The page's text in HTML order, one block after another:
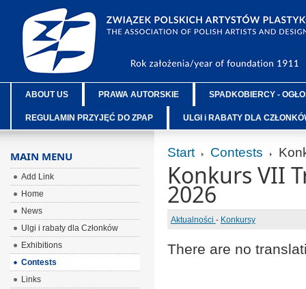
ABOUT US PRAWA AUTORSKIE SPADKOBIERCY -
REGULAMIN PRZYJĘĆ DO ZPAP ULGI i RABATY DLA
Start Contests
Konkurs VII
2026
Aktualności - Konkursy
There are no
MAIN MENU
Add Link
Home
News
Ulgi i rabaty dla Członków
Exhibitions
Contests
Links